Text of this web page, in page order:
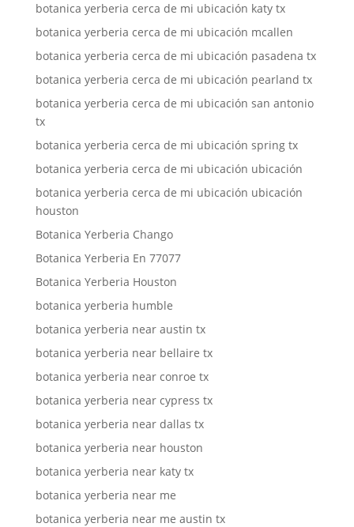
botanica yerberia cerca de mi ubicación katy tx
botanica yerberia cerca de mi ubicación mcallen
botanica yerberia cerca de mi ubicación pasadena tx
botanica yerberia cerca de mi ubicación pearland tx
botanica yerberia cerca de mi ubicación san antonio
tx
botanica yerberia cerca de mi ubicación spring tx
botanica yerberia cerca de mi ubicación ubicación
botanica yerberia cerca de mi ubicación ubicación
houston
Botanica Yerberia Chango
Botanica Yerberia En 77077
Botanica Yerberia Houston
botanica yerberia humble
botanica yerberia near austin tx
botanica yerberia near bellaire tx
botanica yerberia near conroe tx
botanica yerberia near cypress tx
botanica yerberia near dallas tx
botanica yerberia near houston
botanica yerberia near katy tx
botanica yerberia near me
botanica yerberia near me austin tx